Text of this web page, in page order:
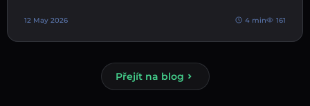
12 May 2026 4 min 161
Přejít na blog